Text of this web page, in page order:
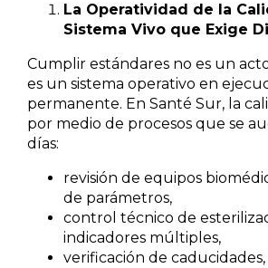
La Operatividad de la
Sistema Vivo que Exige
Cumplir estándares no es un
es un sistema operativo en
permanente. En Santé Sur, la
por medio de procesos que se
días:
revisión de equipos
de parámetros,
control técnico de
indicadores múltiples,
verificación de